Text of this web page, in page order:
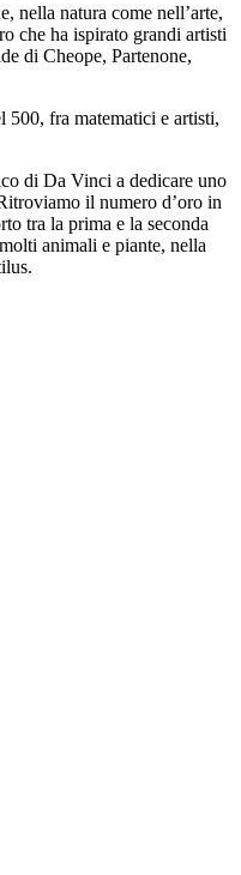
nella natura come nell’arte,
che ha ispirato grandi artisti
di Cheope, Partenone,
500, fra matematici e artisti,
di Da Vinci a dedicare uno
il numero d’oro in
tra la prima e la seconda
animali e piante, nella